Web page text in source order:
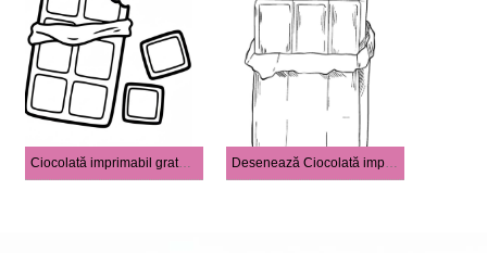
Ciocolată imprimabil gratuit pentru copii Desenează Ciocolată imprimabil